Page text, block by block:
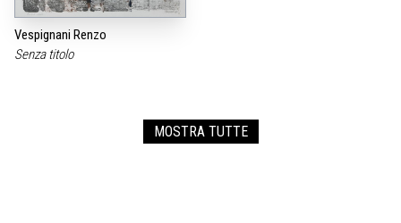
Vespignani Renzo
Senza titolo
MOSTRA TUTTE